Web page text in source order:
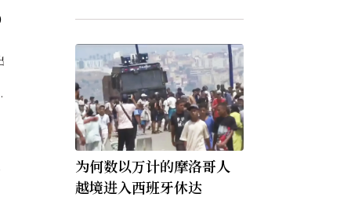
为何数以万计的摩洛哥人
越境进入西班牙休达